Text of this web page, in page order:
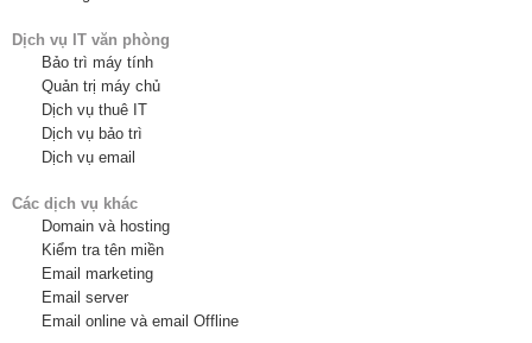
Dịch vụ IT văn phòng
Bảo trì máy tính
Quản trị máy chủ
Dịch vụ thuê IT
Dịch vụ bảo trì
Dịch vụ email
Các dịch vụ khác
Domain và hosting
Kiểm tra tên miền
Email marketing
Email server
Email online và email Offline